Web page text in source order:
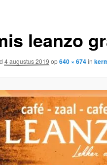
leanzo
4 augustus 2019 op640 × 674in